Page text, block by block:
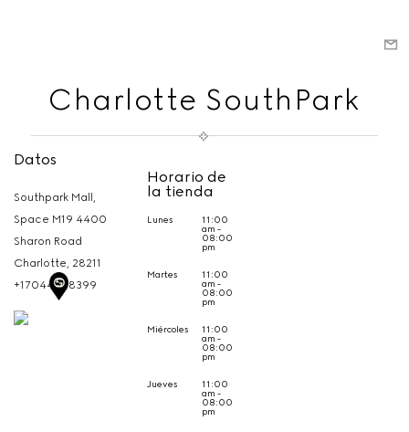
Charlotte SouthPark
Datos
Southpark Mall,
Space M19 4400
Sharon Road
Charlotte, 28211
+17044998399
Horario de
la tienda
Lunes 11:00
am -
08:00
pm
Martes 11:00
am -
08:00
pm
Miércoles 11:00
am -
08:00
pm
Jueves 11:00
am -
08:00
pm